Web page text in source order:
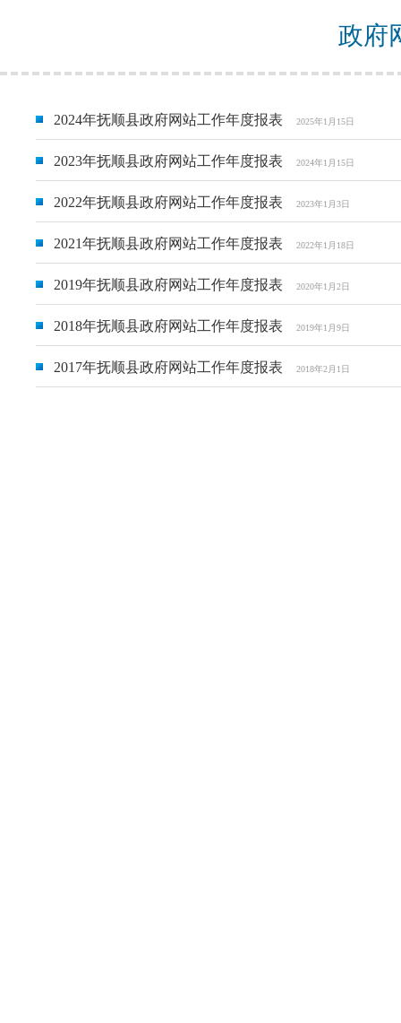
政府
2024年抚顺县政府网站工作年度报表 2025年1月15日
2023年抚顺县政府网站工作年度报表 2024年1月15日
2022年抚顺县政府网站工作年度报表 2023年1月3日
2021年抚顺县政府网站工作年度报表 2022年1月18日
2019年抚顺县政府网站工作年度报表 2020年1月2日
2018年抚顺县政府网站工作年度报表 2019年1月9日
2017年抚顺县政府网站工作年度报表 2018年2月1日